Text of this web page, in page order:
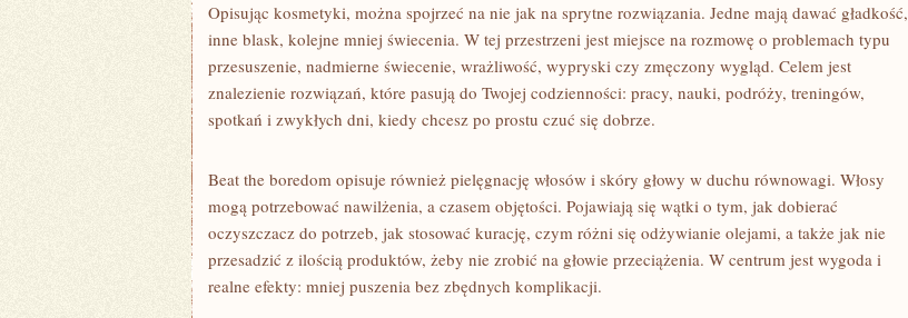
Opisując kosmetyki, można spojrzeć na nie jak na sprytne rozwiązania. Jedne mają dawać gładkość,
inne blask, kolejne mniej świecenia. W tej przestrzeni jest miejsce na rozmowę o problemach typu
przesuszenie, nadmierne świecenie, wrażliwość, wypryski czy zmęczony wygląd. Celem jest
znalezienie rozwiązań, które pasują do Twojej codzienności: pracy, nauki, podróży, treningów,
spotkań i zwykłych dni, kiedy chcesz po prostu czuć się dobrze.
Beat the boredom opisuje również pielęgnację włosów i skóry głowy w duchu równowagi. Włosy
mogą potrzebować nawilżenia, a czasem objętości. Pojawiają się wątki o tym, jak dobierać
oczyszczacz do potrzeb, jak stosować kurację, czym różni się odżywianie olejami, a także jak nie
przesadzić z ilością produktów, żeby nie zrobić na głowie przeciążenia. W centrum jest wygoda i
realne efekty: mniej puszenia bez zbędnych komplikacji.